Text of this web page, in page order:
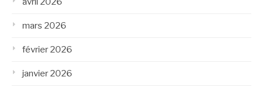
mars 2026
février 2026
janvier 2026